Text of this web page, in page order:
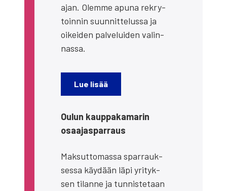
ajan. Olem­me apu­na rek­ry­
toin­nin suun­nit­te­lus­sa ja
oikei­den pal­ve­lui­den valin­
nas­sa.
Lue lisää
Oulun kaup­pa­ka­ma­rin
osaa­jas­par­raus
Mak­sut­to­mas­sa spar­rauk­
ses­sa käy­dään läpi yri­tyk­
sen tilan­ne ja tun­nis­te­taan